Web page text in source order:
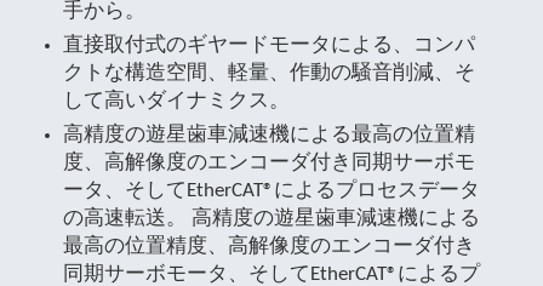
手から。
直接取付式のギヤードモータによる、コンパ
クトな構造空間、軽量、作動の騒音削減、そ
して高いダイナミクス。
高精度の遊星歯車減速機による最高の位置精
度、高解像度のエンコーダ付き同期サーボモ
ータ、そしてEtherCAT®によるプロセスデータ
の高速転送。 高精度の遊星歯車減速機による
最高の位置精度、高解像度のエンコーダ付き
同期サーボモータ、そしてEtherCAT®によるプ